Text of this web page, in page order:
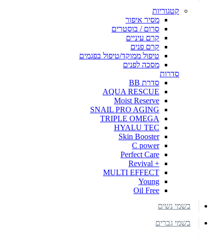
קטגוריות
מסיר איפור
סרום / בוסטרים
קרם עיניים
קרם פנים
טיפול ממוקד/טיפול בפגמים
מסכה לפנים
סדרות
סדרת BB
AQUA RESCUE
Moist Reserve
SNAIL PRO AGING
TRIPLE OMEGA
HYALU TEC
Skin Booster
C power
Perfect Care
+ Revival
MULTI EFFECT
Young
Oil Free
בשמי נשים
בשמי גברים